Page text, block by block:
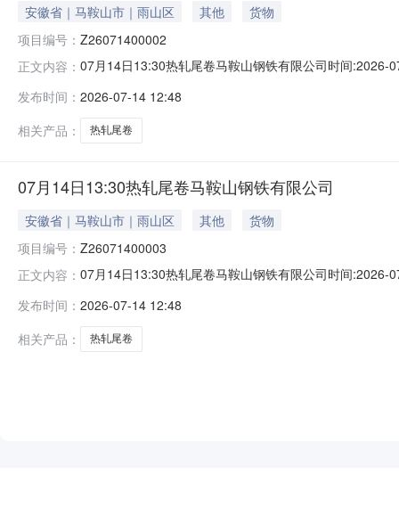
安徽省｜马鞍山市｜雨山区 其他
货物
项目编号： Z26071400002
正文内容： 07月14日13:30热轧尾卷马鞍山钢铁有限公司时间
保证金：￥500.00元交易保证金：￥500.00元竞价保
发布时间： 2026-07-14 12:48
相关产品：
热轧尾卷
07月14日13:30热轧尾卷马鞍山钢铁有限公司
安徽省｜马鞍山市｜雨山区 其他
货物
项目编号： Z26071400003
正文内容： 07月14日13:30热轧尾卷马鞍山钢铁有限公司时间
保证金：￥500.00元交易保证金：￥500.00元竞价保
发布时间： 2026-07-14 12:48
相关产品：
热轧尾卷